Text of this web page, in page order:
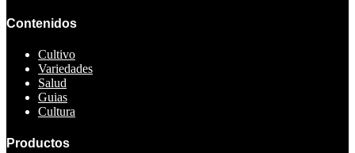
Contenidos
Cultivo
Variedades
Salud
Guias
Cultura
Productos